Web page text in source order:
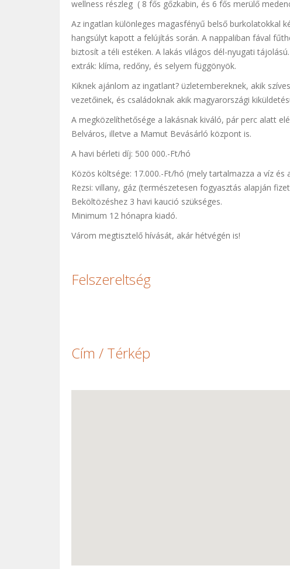
wellness részleg ( 8 fős gőzkabin, és 6 fős merülő
Az ingatlan különleges magasfényű belső burkolatokkal
hangsúlyt kapott a felújítás során. A nappaliban fával
biztosít a téli estéken. A lakás világos dél-nyugati
extrák: klíma, redőny, és selyem függönyök.
Kiknek ajánlom az ingatlant? üzletembereknek, akik
vezetőinek, és családoknak akik magyarországi
A megközelíthetősége a lakásnak kiváló, pár perc alatt
Belváros, illetve a Mamut Bevásárló központ is.
A havi bérleti díj: 500 000.-Ft/hó
Közös költsége: 17.000.-Ft/hó (mely tartalmazza a víz és
Rezsi: villany, gáz (természetesen fogyasztás alapján
Beköltözéshez 3 havi kaució szükséges.
Minimum 12 hónapra kiadó.
Várom megtisztelő hívását, akár hétvégén is!
Felszereltség
Cím / Térkép